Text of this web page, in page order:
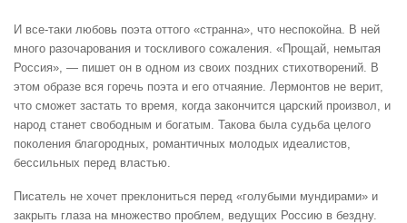
И все-таки любовь поэта оттого «странна», что неспокойна. В ней
много разочарования и тоскливого сожаления. «Прощай, немытая
Россия», — пишет он в одном из своих поздних стихотворений. В
этом образе вся горечь поэта и его отчаяние. Лермонтов не верит,
что сможет застать то время, когда закончится царский произвол, и
народ станет свободным и богатым. Такова была судьба целого
поколения благородных, романтичных молодых идеалистов,
бессильных перед властью.
Писатель не хочет преклониться перед «голубыми мундирами» и
закрыть глаза на множество проблем, ведущих Россию в бездну.